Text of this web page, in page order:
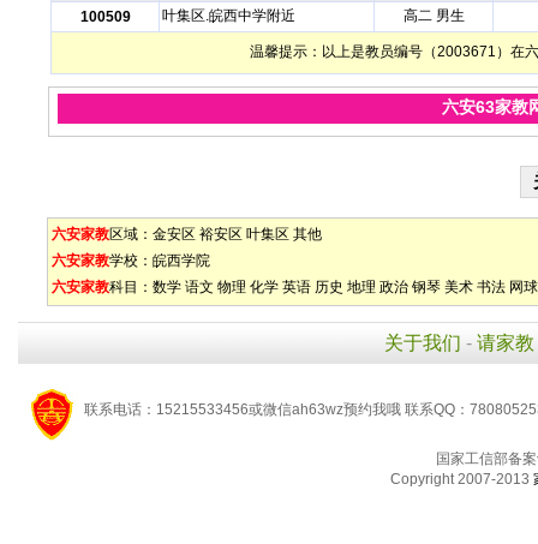
100509
叶集区.皖西中学附近 高二 男生
温馨提示：以上是教员编号（2003671）在
六安63家教
六安家教区域： 金安区 裕安区 叶集区 其他
六安家教学校： 皖西学院
六安家教科目： 数学 语文 物理 化学 英语 历史 地理 政治 钢琴 美术 书法 网球
关于我们 - 请家教
联系电话：15215533456或微信ah63wz预约我哦 联系QQ：
国家工信部备
Copyright 2007-2013